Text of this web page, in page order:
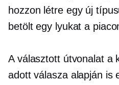
hozzon létre egy új
betölt egy lyukat a
A választott útvonalat a
adott válasza alapján is